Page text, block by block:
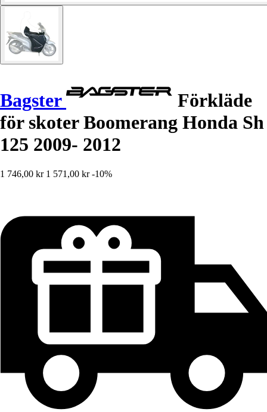
Bagster
Förkläde
för skoter Boomerang Honda Sh
125 2009- 2012
1 746,00 kr 1 571,00 kr -10%